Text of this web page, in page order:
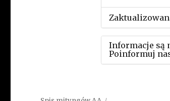
Informacje są
Poinformuj